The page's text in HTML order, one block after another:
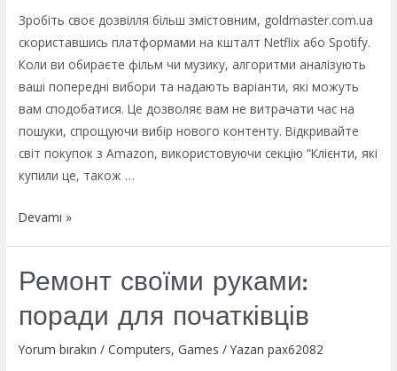
Зробіть своє дозвілля більш змістовним, goldmaster.com.ua
скориставшись платформами на кшталт Netflix або Spotify.
Коли ви обираєте фільм чи музику, алгоритми аналізують
ваші попередні вибори та надають варіанти, які можуть
вам сподобатися. Це дозволяє вам не витрачати час на
пошуки, спрощуючи вибір нового контенту. Відкривайте
світ покупок з Amazon, використовуючи секцію “Клієнти, які
купили це, також …
Системи
повсякденному
сучасних
людей
Devamı »
Ремонт своїми руками:
поради для початківців
Yorum bırakın /Computers, Games / Yazan pax62082